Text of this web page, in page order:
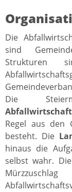
Die
sind
Die
Regel aus den
besteht. Die
hinaus die
selbst wahr.